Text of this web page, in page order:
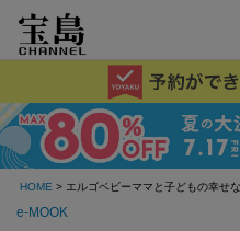
HOME > エルゴベビーママと子どもの幸せ
e-MOOK